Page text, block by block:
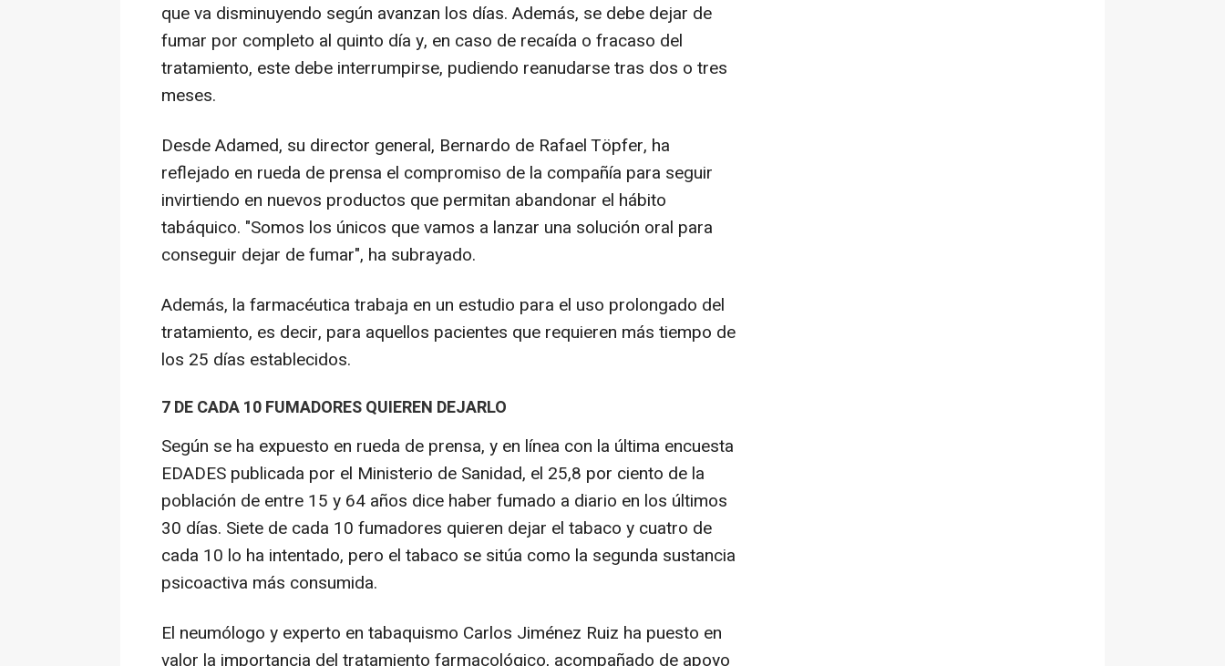
que va disminuyendo según avanzan los días. Además, se debe dejar de
fumar por completo al quinto día y, en caso de recaída o fracaso del
tratamiento, este debe interrumpirse, pudiendo reanudarse tras dos o tres
meses.
Desde Adamed, su director general, Bernardo de Rafael Töpfer, ha
reflejado en rueda de prensa el compromiso de la compañía para seguir
invirtiendo en nuevos productos que permitan abandonar el hábito
tabáquico. "Somos los únicos que vamos a lanzar una solución oral para
conseguir dejar de fumar", ha subrayado.
Además, la farmacéutica trabaja en un estudio para el uso prolongado del
tratamiento, es decir, para aquellos pacientes que requieren más tiempo de
los 25 días establecidos.
7 DE CADA 10 FUMADORES QUIEREN DEJARLO
Según se ha expuesto en rueda de prensa, y en línea con la última encuesta
EDADES publicada por el Ministerio de Sanidad, el 25,8 por ciento de la
población de entre 15 y 64 años dice haber fumado a diario en los últimos
30 días. Siete de cada 10 fumadores quieren dejar el tabaco y cuatro de
cada 10 lo ha intentado, pero el tabaco se sitúa como la segunda sustancia
psicoactiva más consumida.
El neumólogo y experto en tabaquismo Carlos Jiménez Ruiz ha puesto en
valor la importancia del tratamiento farmacológico, acompañado de apoyo